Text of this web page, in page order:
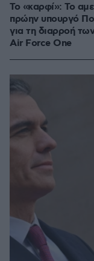
Το «καρφί»: Το
πρώην υπουργό
για τη διαρροή
Air Force One